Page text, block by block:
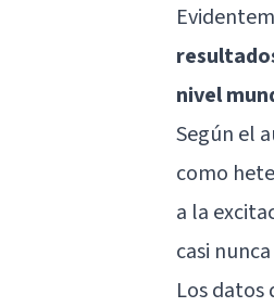
nivel
Según el
como
a la
casi
Los